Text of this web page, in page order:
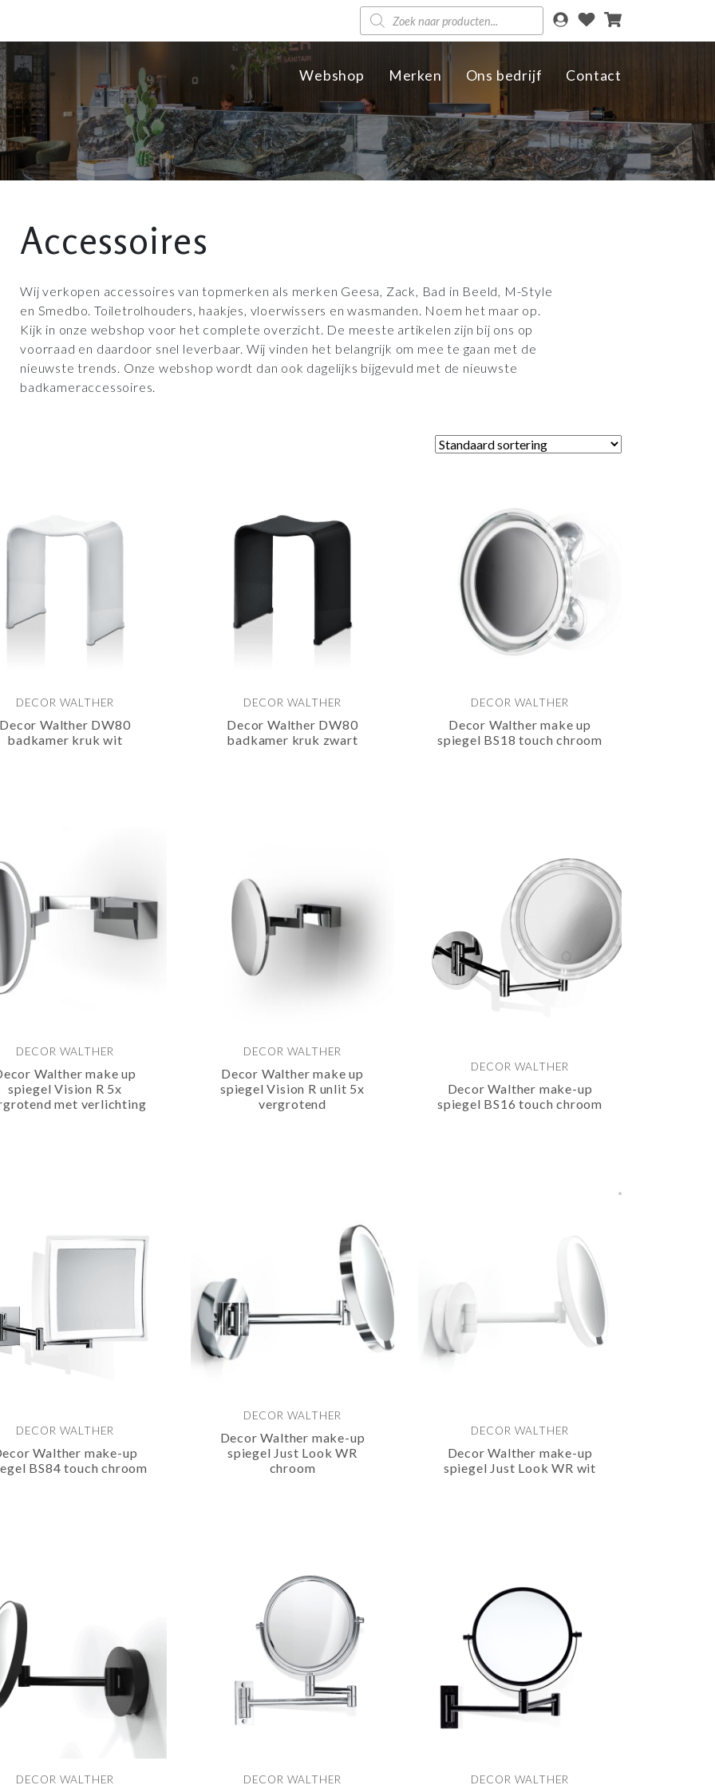
Producten
zoeken
Webshop Merken Ons bedrijf Contact
Accessoires
Wij verkopen accessoires van topmerken als merken Geesa, Zack, Bad in Beeld, M-Style
en Smedbo. Toiletrolhouders, haakjes, vloerwissers en wasmanden. Noem het maar op.
Kijk in onze webshop voor het complete overzicht. De meeste artikelen zijn bij ons op
voorraad en daardoor snel leverbaar. Wij vinden het belangrijk om mee te gaan met de
nieuwste trends. Onze webshop wordt dan ook dagelijks bijgevuld met de nieuwste
badkameraccessoires.
DECOR WALTHER
Decor Walther DW80
badkamer kruk wit
DECOR WALTHER
Decor Walther DW80
badkamer kruk zwart
DECOR WALTHER
Decor Walther make up
spiegel BS18 touch chroom
DECOR WALTHER
Walther make up
spiegel Vision R 5x
met verlichting
DECOR WALTHER
Decor Walther make up
spiegel Vision R unlit 5x
vergrotend
DECOR WALTHER
Decor Walther make-up
spiegel BS16 touch chroom
DECOR WALTHER
Walther make-up
BS84 touch chroom
DECOR WALTHER
Decor Walther make-up
spiegel Just Look WR
chroom
DECOR WALTHER
Decor Walther make-up
spiegel Just Look WR wit
DECOR WALTHER DECOR WALTHER DECOR WALTHER